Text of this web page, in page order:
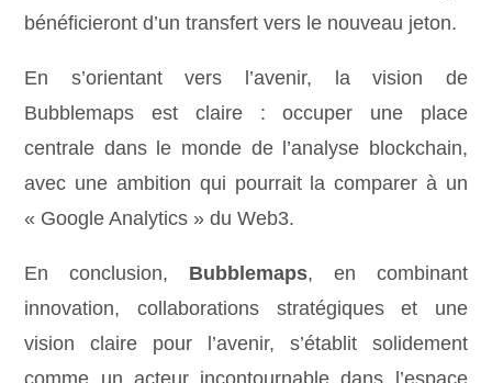
bénéficieront d’un transfert vers le nouveau jeton.
En s’orientant vers l’avenir, la vision de
Bubblemaps est claire : occuper une place
centrale dans le monde de l’analyse blockchain,
avec une ambition qui pourrait la comparer à un
« Google Analytics » du Web3.
En conclusion, Bubblemaps, en combinant
innovation, collaborations stratégiques et une
vision claire pour l’avenir, s’établit solidement
comme un acteur incontournable dans l’espace